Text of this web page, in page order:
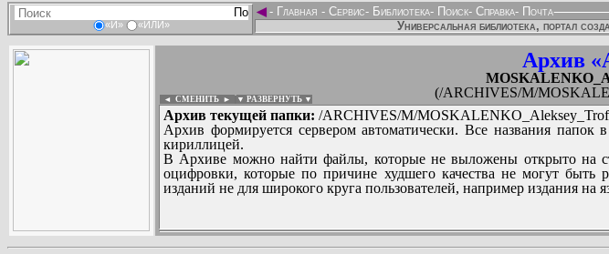
«И» «ИЛИ»
◄- Главная - Сервис- Библиотека- Поиск- Справка- Почта
Универсальная библиотека, портал
Архив
(/ARCHIVES/M/
◄ СМЕНИТЬ ► ▼ РАЗВЕРНУТЬ ▼
Архив текущей папки: /ARCHIVES/M/
Архив формируется сервером автоматически. Все названия
кириллицей.
В Архиве можно найти файлы, которые не выложены открыто на
оцифровки, которые по причине худшего качества не могут быть
изданий не для широкого круга пользователей, например издания на